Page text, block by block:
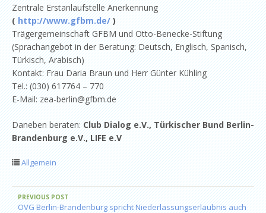
Zentrale Erstanlaufstelle Anerkennung
(http://www.gfbm.de/ )
Trägergemeinschaft GFBM und Otto-Benecke-Stiftung
(Sprachangebot in der Beratung: Deutsch, Englisch, Spanisch,
Türkisch, Arabisch)
Kontakt: Frau Daria Braun und Herr Günter Kühling
Tel.: (030) 617764 – 770
E-Mail: zea-berlin@gfbm.de
Daneben beraten:Club Dialog e.V., Türkischer Bund Berlin-
Brandenburg e.V., LIFE e.V
Allgemein
PREVIOUS POST
OVG Berlin-Brandenburg spricht Niederlassungserlaubnis auch